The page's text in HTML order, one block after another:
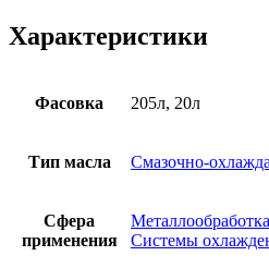
Характеристики
Фасовка 205л, 20л
Тип масла Смазочно-
Сфера
применения
Металлообработка
Системы